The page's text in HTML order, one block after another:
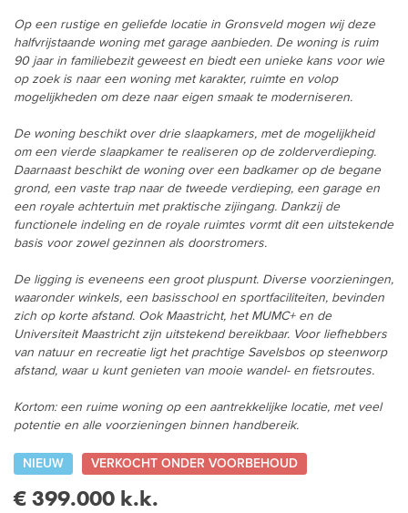
Op een rustige en geliefde locatie in Gronsveld mogen wij deze
halfvrijstaande woning met garage aanbieden. De woning is ruim
90 jaar in familiebezit geweest en biedt een unieke kans voor wie
op zoek is naar een woning met karakter, ruimte en volop
mogelijkheden om deze naar eigen smaak te moderniseren.
De woning beschikt over drie slaapkamers, met de mogelijkheid
om een vierde slaapkamer te realiseren op de zolderverdieping.
Daarnaast beschikt de woning over een badkamer op de begane
grond, een vaste trap naar de tweede verdieping, een garage en
een royale achtertuin met praktische zijingang. Dankzij de
functionele indeling en de royale ruimtes vormt dit een uitstekende
basis voor zowel gezinnen als doorstromers.
De ligging is eveneens een groot pluspunt. Diverse voorzieningen,
waaronder winkels, een basisschool en sportfaciliteiten, bevinden
zich op korte afstand. Ook Maastricht, het MUMC+ en de
Universiteit Maastricht zijn uitstekend bereikbaar. Voor liefhebbers
van natuur en recreatie ligt het prachtige Savelsbos op steenworp
afstand, waar u kunt genieten van mooie wandel- en fietsroutes.
Kortom: een ruime woning op een aantrekkelijke locatie, met veel
potentie en alle voorzieningen binnen handbereik.
NIEUW VERKOCHT ONDER VOORBEHOUD
€ 399.000 k.k.